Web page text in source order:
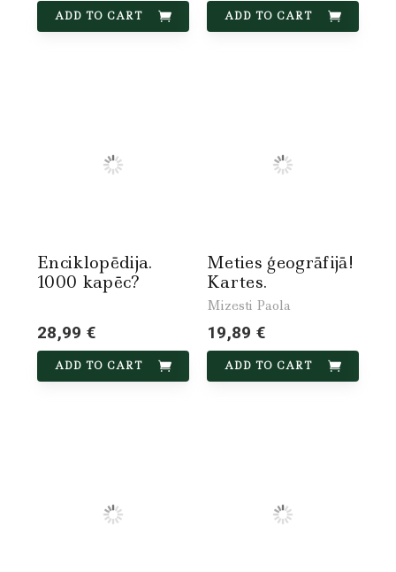
ADD TO CART ADD TO CART
Enciklopēdija.
1000 kapēc?
28,99 €
ADD TO CART
Meties ģeogrāfijā!
Kartes.
Mizesti Paola
19,89 €
ADD TO CART